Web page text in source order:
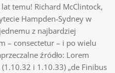
temu! Richard McClintock,
Hampden-Sydney w
z najbardziej
– consectetur – i po wielu
źródło: Lorem
i 1.10.33) „de Finibus